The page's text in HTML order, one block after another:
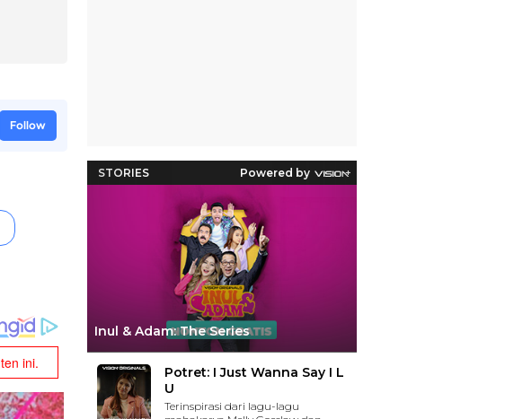
Follow